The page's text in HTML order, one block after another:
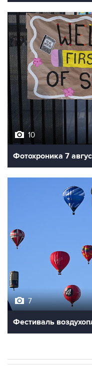
10
Фотохроника 7
7
Фестиваль